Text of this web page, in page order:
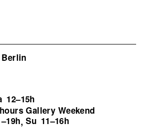
12–15h
Gallery Weekend
,Su 11–16h